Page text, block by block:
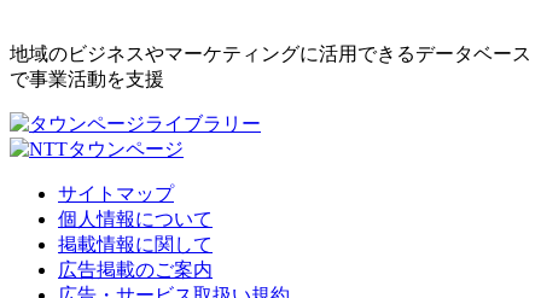
地域のビジネスやマーケティングに活用できるデータベース
で事業活動を支援
サイトマップ
個人情報について
掲載情報に関して
広告掲載のご案内